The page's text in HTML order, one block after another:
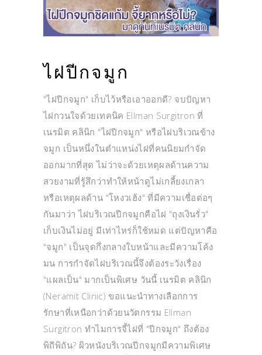
ไฝปีกจมูก
"ไฝปีกจมูก" เก็บไว้หรือเอาออกดี? จบปัญหา
ไฝกวนใจด้วยเทคนิค Ellman Surgitron ที่
เนรมิต คลินิก "ไฝปีกจมูก" หรือไฝบริเวณข้าง
จมูก เป็นหนึ่งในตำแหน่งไฝที่คนนิยมกำจัด
ออกมากที่สุด ไม่ว่าจะด้วยเหตุผลด้านความ
สวยงามที่รู้สึกว่าทำให้หน้าดูไม่เกลี้ยงเกลา
หรือเหตุผลด้าน "โหงวเฮ้ง" ที่มีความเชื่อต่อๆ
กันมาว่า ไฝบริเวณปีกจมูกคือไฝ "ถุงเงินรั่ว"
เก็บเงินไม่อยู่ มีเท่าไหร่ก็ใช้หมด แต่ปัญหาคือ
"จมูก" เป็นจุดกึ่งกลางใบหน้าและมีความโค้ง
มน การกำจัดไฝบริเวณนี้จึงต้องระวังเรื่อง
"แผลเป็น" มากเป็นพิเศษ วันนี้ เนรมิต คลินิก
(Neramit Clinic) ขอแนะนำทางเลือกการ
รักษาที่เหนือกว่าด้วยนวัตกรรม Ellman
Surgitron ทำไมการจี้ไฝที่ "ปีกจมูก" ถึงต้อง
พิถีพิถัน? ผิวหนังบริเวณปีกจมูกมีความพิเศษ